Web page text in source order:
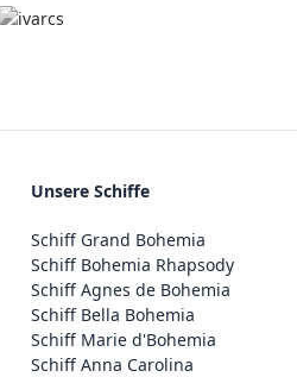
Unsere Schiffe
Schiff Grand Bohemia
Schiff Bohemia Rhapsody
Schiff Agnes de Bohemia
Schiff Bella Bohemia
Schiff Marie d'Bohemia
Schiff Anna Carolina